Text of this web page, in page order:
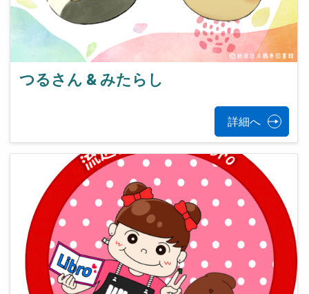
つるさん & みたらし
詳細へ